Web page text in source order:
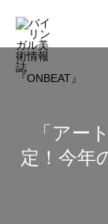
「アー
定！今年